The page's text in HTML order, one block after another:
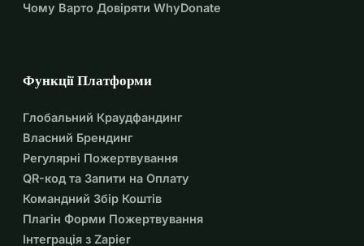
Чому Варто Довіряти WhyDonate
Функції Платформи
Глобальний Краудфандинг
Власний Брендинг
Регулярні Пожертвування
QR-код та Запити на Оплату
Командний Збір Коштів
Плагін Форми Пожертвування
Інтеграція з Zapier